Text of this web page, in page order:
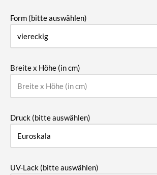
Form (bitte auswählen)
Breite x Höhe (in cm)
Druck (bitte auswählen)
UV-Lack (bitte auswählen)